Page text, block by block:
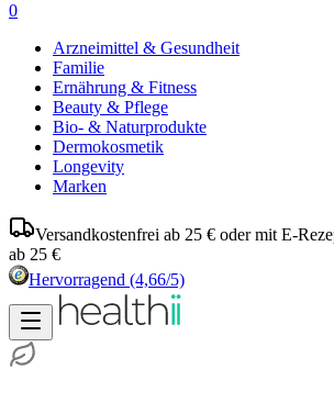
0
Arzneimittel & Gesundheit
Familie
Ernährung & Fitness
Beauty & Pflege
Bio- & Naturprodukte
Dermokosmetik
Longevity
Marken
Versandkostenfrei ab 25 € oder mit E-
ab 25 €
Hervorragend (4,66/5)